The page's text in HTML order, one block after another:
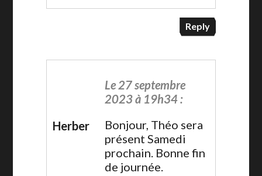
Reply
Herber
Le 27 septembre
2023 à 19h34 :
Bonjour, Théo sera
présent Samedi
prochain. Bonne fin
de journée.